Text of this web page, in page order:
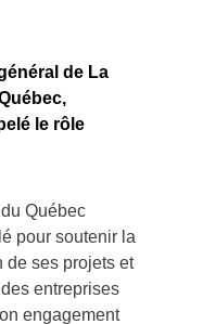
de La
le rôle
Québec
pour soutenir la
de ses projets et
entreprises
engagement